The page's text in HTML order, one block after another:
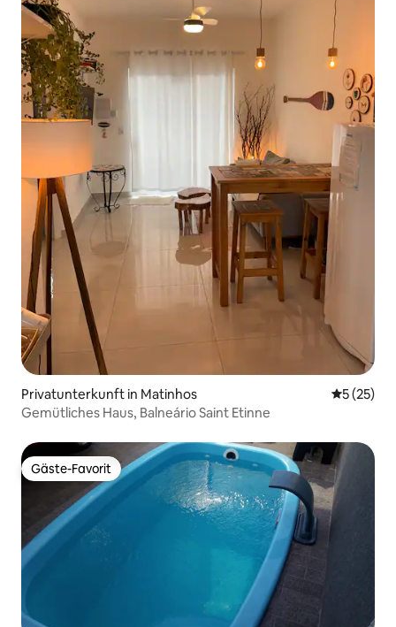
Privatunterkunft in Matinhos
5 (25)
Gemütliches Haus, Balneário Saint Etinne
Gäste-Favorit
Gäste-Favorit